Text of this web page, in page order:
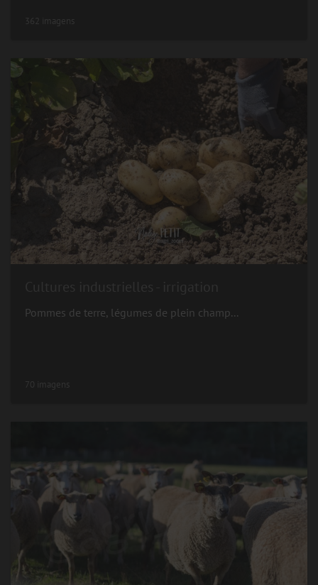
362 imagens
Pommes de terre, légumes de plein champ...
70 imagens